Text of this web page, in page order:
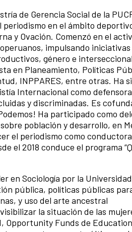
de Gerencia Social de la
en el ámbito
y Ovación. Comenzó en el
impulsando iniciativas
género e
en Planeamiento, Políticas
INPPARES, entre otras. Ha
Internacional como
y discriminadas. Es
Ha participado como
población y desarrollo, en
el periodismo como
el 2018 conduce el programa
en Sociología por la
pública, políticas públicas
y uso del arte ancestral
la situación de las
Opportunity Funds de